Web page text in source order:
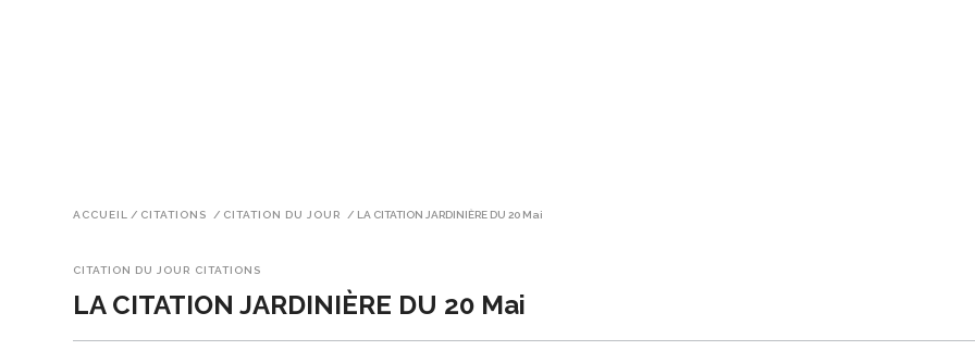
ACCUEIL / CITATIONS / CITATION DU JOUR / LA CITATION JARDINIÈRE DU 20 Mai
CITATION DU JOUR CITATIONS
LA CITATION JARDINIÈRE DU 20 Mai